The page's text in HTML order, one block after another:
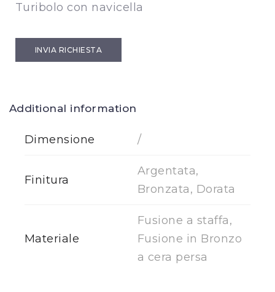
Turibolo con navicella
INVIA RICHIESTA
Additional information
Dimensione /
Finitura
Argentata,
Bronzata, Dorata
Materiale
Fusione a staffa,
Fusione in Bronzo
a cera persa